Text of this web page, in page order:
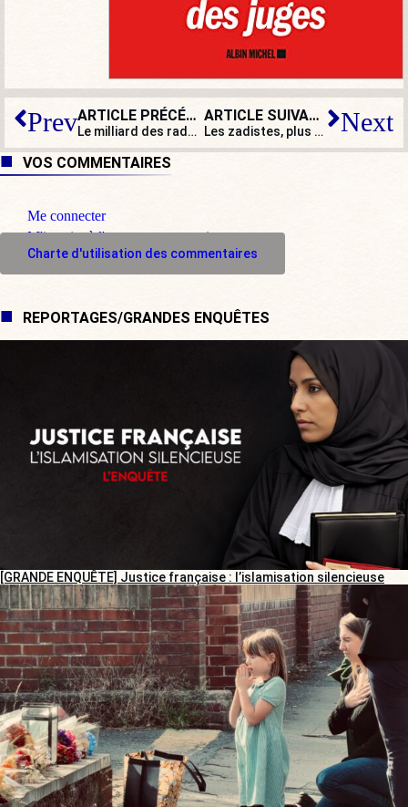
Prev ARTICLE PRÉCÉDENT
Le milliard des radars
ARTICLE SUIVANT
Les zadistes, plus forts que la Manif pour tous Next
VOS COMMENTAIRES
Me connecter
M'inscrire à l'espace commentaire
Charte d'utilisation des commentaires
REPORTAGES/GRANDES ENQUÊTES
[GRANDE ENQUÊTE] Justice française : l’islamisation silencieuse